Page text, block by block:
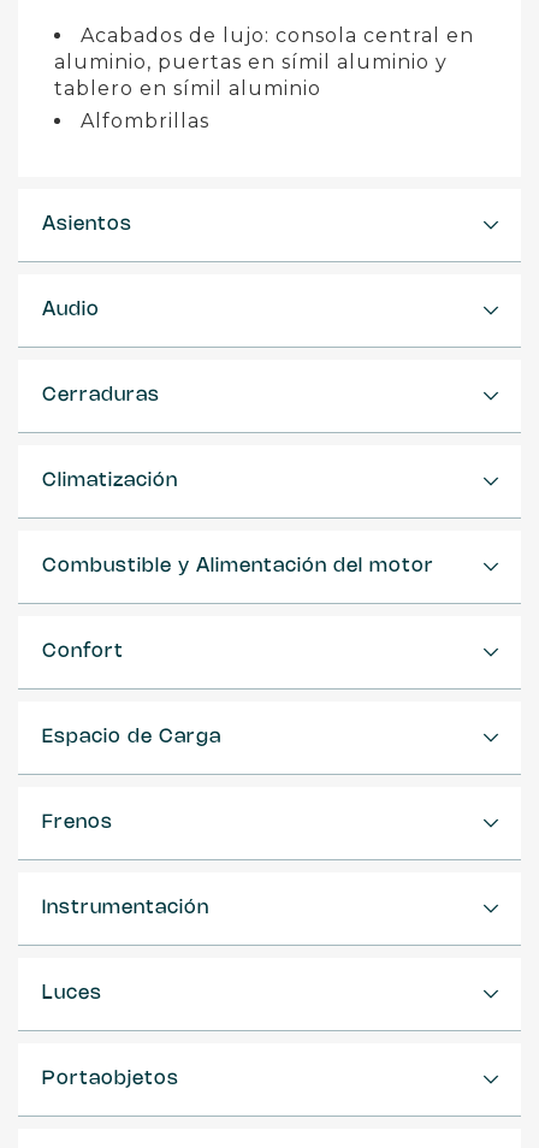
Acabados de lujo: consola central en
aluminio, puertas en símil aluminio y
tablero en símil aluminio
Alfombrillas
Asientos
Audio
Cerraduras
Climatización
Combustible y Alimentación del motor
Confort
Espacio de Carga
Frenos
Instrumentación
Luces
Portaobjetos